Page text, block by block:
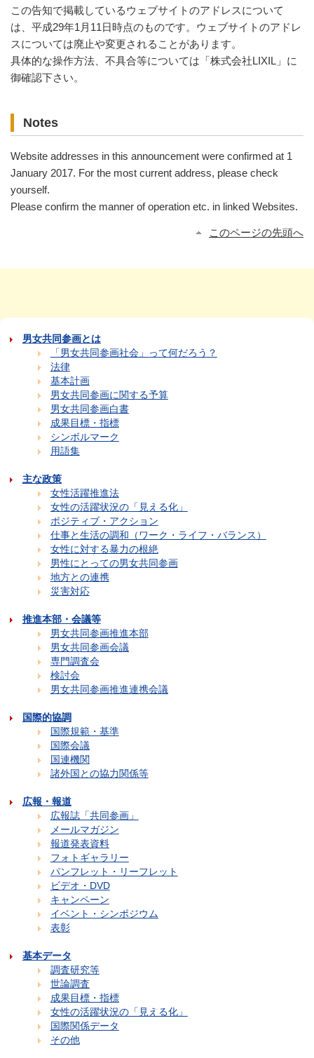
この告知で掲載しているウェブサイトのアドレスについて
は、平成29年1月11日時点のものです。ウェブサイトのアドレ
スについては廃止や変更されることがあります。
具体的な操作方法、不具合等については「株式会社LIXIL」に
御確認下さい。
Notes
Website addresses in this announcement were confirmed at 1
January 2017. For the most current address, please check
yourself.
Please confirm the manner of operation etc. in linked Websites.
このページの先頭へ
男女共同参画とは
「男女共同参画社会」って何だろう？
法律
基本計画
男女共同参画に関する予算
男女共同参画白書
成果目標・指標
シンボルマーク
用語集
主な政策
女性活躍推進法
女性の活躍状況の「見える化」
ポジティブ・アクション
仕事と生活の調和（ワーク・ライフ・バランス）
女性に対する暴力の根絶
男性にとっての男女共同参画
地方との連携
災害対応
推進本部・会議等
男女共同参画推進本部
男女共同参画会議
専門調査会
検討会
男女共同参画推進連携会議
国際的協調
国際規範・基準
国際会議
国連機関
諸外国との協力関係等
広報・報道
広報誌「共同参画」
メールマガジン
報道発表資料
フォトギャラリー
パンフレット・リーフレット
ビデオ・DVD
キャンペーン
イベント・シンポジウム
表彰
基本データ
調査研究等
世論調査
成果目標・指標
女性の活躍状況の「見える化」
国際関係データ
その他